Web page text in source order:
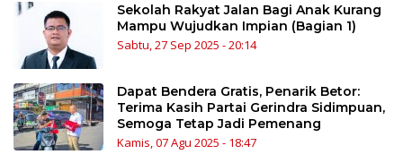
Sekolah Rakyat Jalan Bagi Anak Kurang
Mampu Wujudkan Impian (Bagian 1)
Sabtu, 27 Sep 2025 - 20:14
Dapat Bendera Gratis, Penarik Betor:
Terima Kasih Partai Gerindra Sidimpuan,
Semoga Tetap Jadi Pemenang
Kamis, 07 Agu 2025 - 18:47